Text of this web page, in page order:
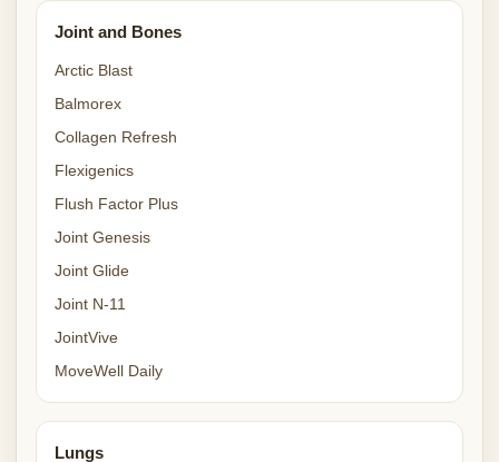
Joint and Bones
Arctic Blast
Balmorex
Collagen Refresh
Flexigenics
Flush Factor Plus
Joint Genesis
Joint Glide
Joint N-11
JointVive
MoveWell Daily
Lungs